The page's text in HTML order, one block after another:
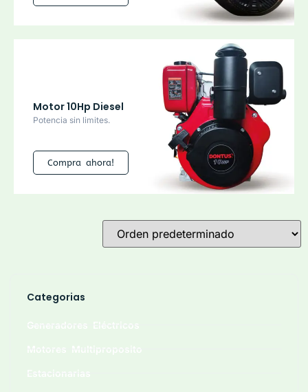
Categorias
Motor 10Hp Diesel
Potencia sin limites.
Compra ahora!